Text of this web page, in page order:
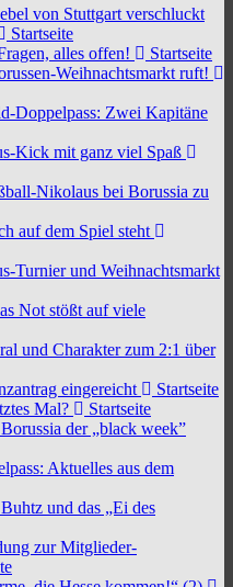
von Stuttgart verschluckt
Startseite
alles offen!
Startseite
Weihnachtsmarkt ruft!
Doppelpass: Zwei Kapitäne
Kick mit ganz viel Spaß
Nikolaus bei Borussia zu
auf dem Spiel steht
Turnier und Weihnachtsmarkt
Not stößt auf viele
und Charakter zum 2:1 über
eingereicht
Startseite
Mal?
Startseite
der „black week”
Aktuelles aus dem
und das „Ei des
zur Mitglieder-